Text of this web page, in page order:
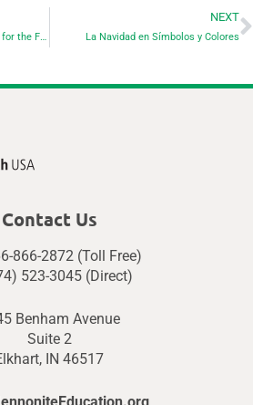
MC USA announces 2024 Hope for the Future conference details
NEXT
La Navidad en Símbolos y Colores
Contact Us
866-2872 (Toll Free)
523-3045 (Direct)
Benham Avenue
Suite 2
IN 46517